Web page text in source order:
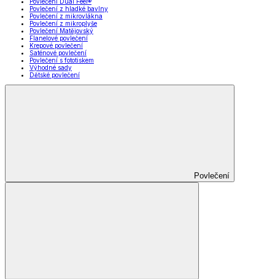
Povlečení z hladké bavlny
Povlečení z mikrovlákna
Povlečení z mikroplyše
Povlečení Matějovský
Flanelové povlečení
Krepové povlečení
Saténové povlečení
Povlečení s fototiskem
Výhodné sady
Dětské povlečení
Povlečení